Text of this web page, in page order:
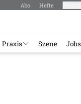
Abo Hefte
Praxis Szene Jobs